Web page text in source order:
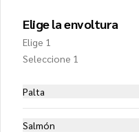
Elige la envoltura
Elige 1
Seleccione 1
Palta
Salmón